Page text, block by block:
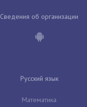
Сведения об организации
Русский язык
Математика